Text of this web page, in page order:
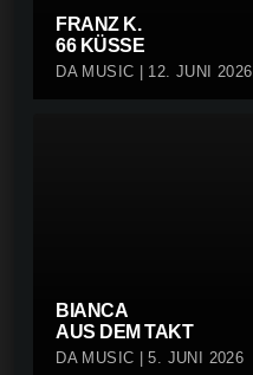
FRANZ K.
66 KÜSSE
DA MUSIC | 12. JUNI 2026
BIANCA
AUS DEM TAKT
DA MUSIC | 5. JUNI 2026